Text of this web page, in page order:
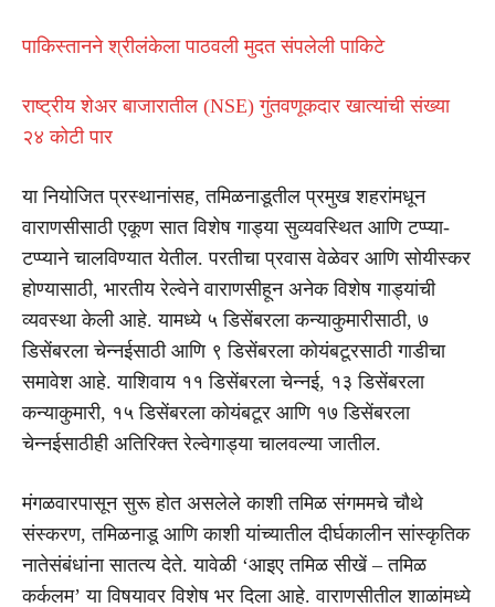
पाकिस्तानने श्रीलंकेला पाठवली मुदत संपलेली पाकिटे
राष्ट्रीय शेअर बाजारातील (NSE) गुंतवणूकदार खात्यांची संख्या
२४ कोटी पार
या नियोजित प्रस्थानांसह, तमिळनाडूतील प्रमुख शहरांमधून
वाराणसीसाठी एकूण सात विशेष गाड्या सुव्यवस्थित आणि टप्प्या-
टप्प्याने चालविण्यात येतील. परतीचा प्रवास वेळेवर आणि सोयीस्कर
होण्यासाठी, भारतीय रेल्वेने वाराणसीहून अनेक विशेष गाड्यांची
व्यवस्था केली आहे. यामध्ये ५ डिसेंबरला कन्याकुमारीसाठी, ७
डिसेंबरला चेन्नईसाठी आणि ९ डिसेंबरला कोयंबटूरसाठी गाडीचा
समावेश आहे. याशिवाय ११ डिसेंबरला चेन्नई, १३ डिसेंबरला
कन्याकुमारी, १५ डिसेंबरला कोयंबटूर आणि १७ डिसेंबरला
चेन्नईसाठीही अतिरिक्त रेल्वेगाड्या चालवल्या जातील.
मंगळवारपासून सुरू होत असलेले काशी तमिळ संगममचे चौथे
संस्करण, तमिळनाडू आणि काशी यांच्यातील दीर्घकालीन सांस्कृतिक
नातेसंबंधांना सातत्य देते. यावेळी ‘आइए तमिळ सीखें – तमिळ
कर्कलम’ या विषयावर विशेष भर दिला आहे. वाराणसीतील शाळांमध्ये